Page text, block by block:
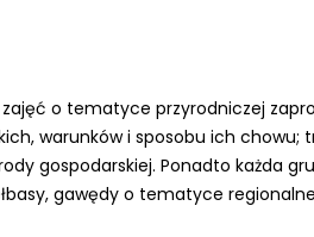
o tematyce przyrodniczej
warunków i sposobu ich chowu;
gospodarskiej. Ponadto każda
gawędy o tematyce